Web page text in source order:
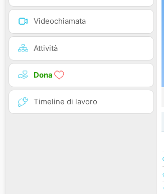
Videochiamata
Attività
Dona
Timeline di lavoro